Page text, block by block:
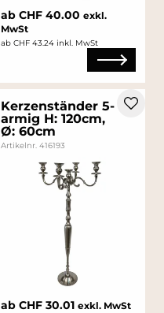
ab CHF 40.00 exkl.
MwSt
ab CHF 43.24 inkl. MwSt
Kerzenständer 5-
armig H: 120cm,
Ø: 60cm
Artikelnr. 416193
ab CHF 30.01 exkl. MwSt